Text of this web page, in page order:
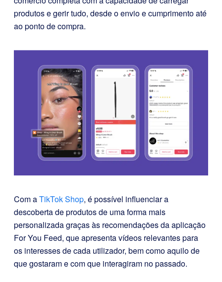
produtos e gerir tudo, desde o envio e cumprimento até
ao ponto de compra.
Com aTikTok Shop, é possível influenciar a
descoberta de produtos de uma forma mais
personalizada graças às recomendações da aplicação
For You Feed, que apresenta vídeos relevantes para
os interesses de cada utilizador, bem como aquilo de
que gostaram e com que interagiram no passado.